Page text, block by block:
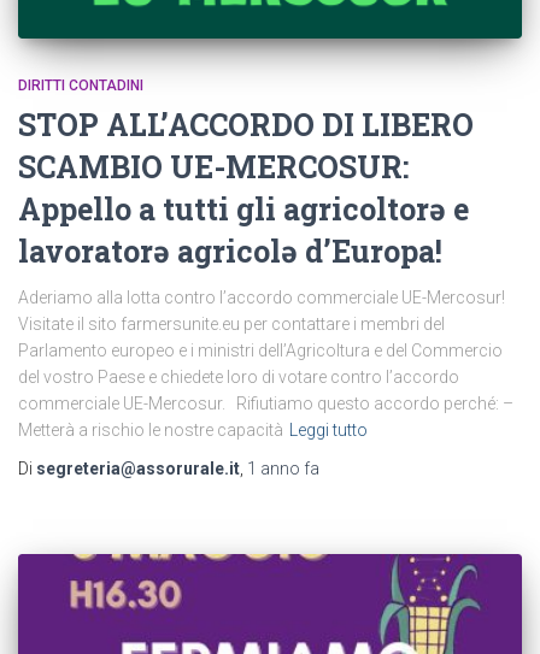
DIRITTI CONTADINI
STOP ALL’ACCORDO DI LIBERO
SCAMBIO UE-MERCOSUR:
Appello a tutti gli agricoltorə e
lavoratorə agricolə d’Europa!
Aderiamo alla lotta contro l’accordo commerciale UE-Mercosur!
Visitate il sito farmersunite.eu per contattare i membri del
Parlamento europeo e i ministri dell’Agricoltura e del Commercio
del vostro Paese e chiedete loro di votare contro l’accordo
commerciale UE-Mercosur. Rifiutiamo questo accordo perché: –
Metterà a rischio le nostre capacità Leggi tutto
Di segreteria@assorurale.it, 1 anno fa